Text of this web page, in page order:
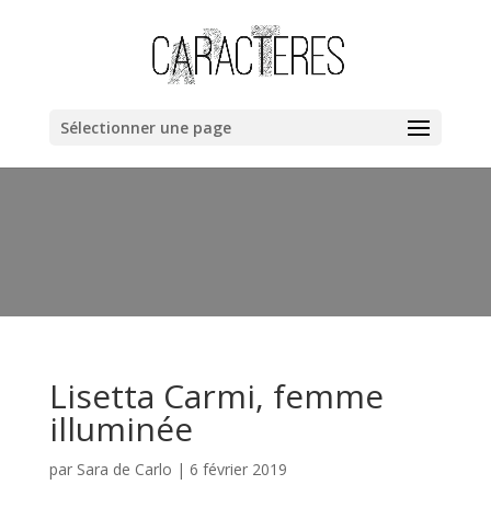
: "continue" targeting switch is equivalent to "break". Did
you mean to use "continue 2"? in
/home/clients/bb40cac019dc8fa67a1da258ee6ce362/web/
Sélectionner une page
Lisetta Carmi, femme
illuminée
par Sara de Carlo | 6 février 2019